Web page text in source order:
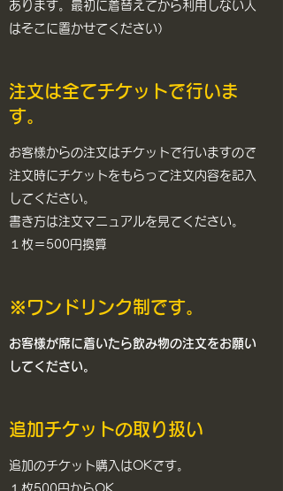
あります。最初に着替えてから利用しない人
はそこに置かせてください）
注文は全てチケットで行いま
す。
​お客様からの注文はチケットで行いますので
注文時にチケットをもらって注文内容を記入
してください。
​​書き方は注文マニュアルを見てください。
１枚＝500円換算
※ワンドリンク制です。
​​お客様が席に着いたら飲み物の注文をお願い
してください。
​追加チケットの取り扱い
追加のチケット購入はOKです。
​１枚500円からOK